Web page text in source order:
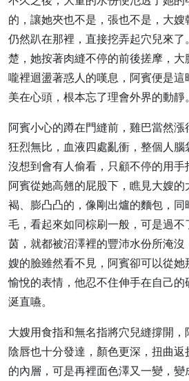
的，讓她夾也不是，張也不是，大嫂
仍然趴在那裡，直接挖弄起穴兒來了
楚，她按著肉縫不停的前後搓摩，大
嚨裡迴盪著惑人的嘆息，阿賓便是
美在心頭，根本忘了理會外界的動靜
阿賓小心的蹲在門縫前，雞巴當然
狂烈無比，血液四處亂衝，整個人腦
沒想到會有人偷看，只顧不停的用手
阿賓從她高翹的屁股下，瞧見大嫂
褐、膨凸凸的，像剛出爐的麵包，同
毛，看起來如同棕刷一般，可是過不
茵，就都被沼澤裡的豐沛水份所淹沒
嫂的臉雖然看不見，阿賓卻可以從
愉悅的表情，他忍不住伸手在自己
涎直嚥。
大嫂用食指和無名指將穴兒縫撐開
陰唇也十分發達，顏色更深，扭曲
的內層，可是再裡面色澤又一變，